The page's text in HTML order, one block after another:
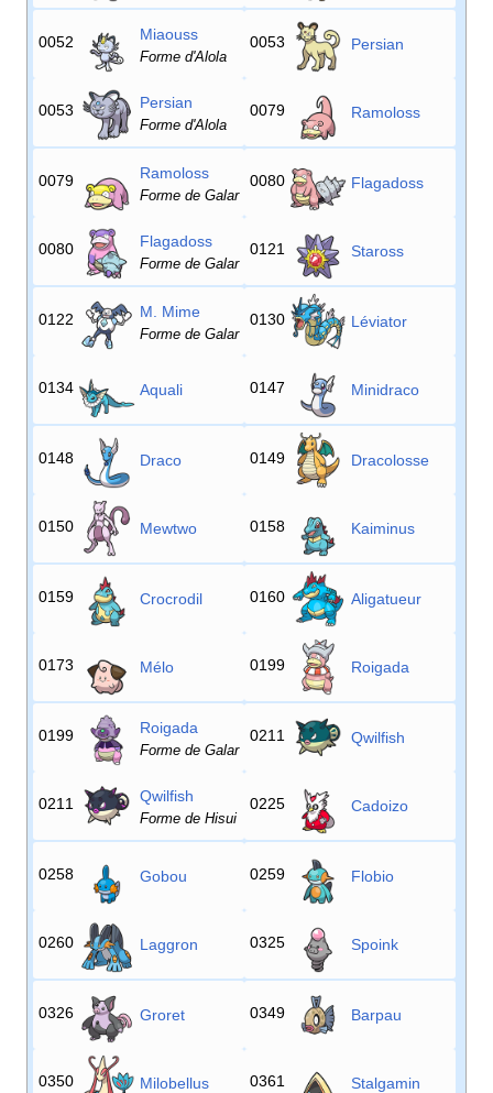
0052 Miaouss
Forme d'Alola
0053 Persian
0053 Persian
Forme d'Alola
0079 Ramoloss
0079 Ramoloss
Forme de Galar
0080 Flagadoss
0080 Flagadoss
Forme de Galar
0121 Staross
0122 M. Mime
Forme de Galar
0130 Léviator
0134 Aquali 0147 Minidraco
0148 Draco 0149 Dracolosse
0150 Mewtwo 0158 Kaiminus
0159 Crocrodil 0160 Aligatueur
0173 Mélo 0199 Roigada
0199 Roigada
Forme de Galar
0211 Qwilfish
0211 Qwilfish
Forme de Hisui
0225 Cadoizo
0258 Gobou 0259 Flobio
0260 Laggron 0325 Spoink
0326 Groret 0349 Barpau
0350 Milobellus 0361 Stalgamin